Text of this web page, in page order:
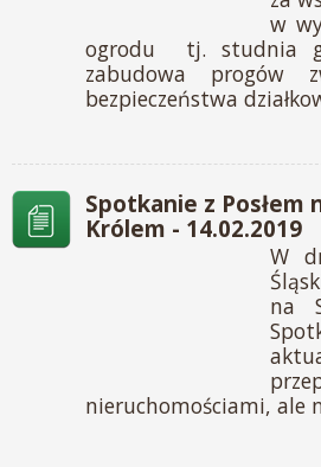
w
ogrodu tj. studnia
zabudowa progów
bezpieczeństwa
Spotkanie z Posłem
Królem - 14.02.2019
W
na
nieruchomościami, ale